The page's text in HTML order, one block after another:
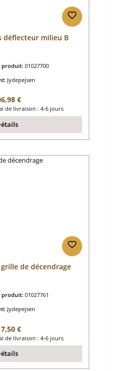
déflecteur milieu B
produit: 01027700
Jydepejsen
régulier :
€
de livraison : 4-6 jours
de décendrage
produit: 01027761
Jydepejsen
régulier :
€
de livraison : 4-6 jours